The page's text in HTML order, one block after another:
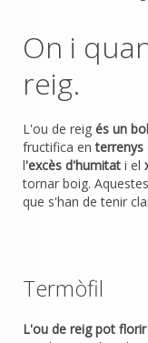
On i
reig.
L'ou de reig és un
fructifica enterrenys
l'excès d'humitat i el
tornar boig.
que s'han de tenir
Termòfil
L'ou de reig pot